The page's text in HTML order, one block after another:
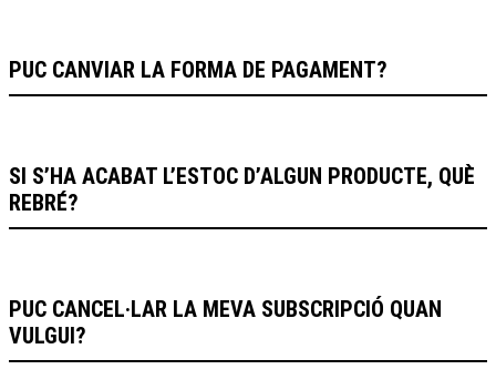
PUC CANVIAR LA FORMA DE PAGAMENT?
SI S’HA ACABAT L’ESTOC D’ALGUN PRODUCTE, QUÈ
REBRÉ?
PUC CANCEL·LAR LA MEVA SUBSCRIPCIÓ QUAN
VULGUI?